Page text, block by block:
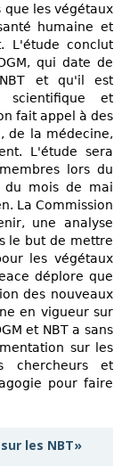
que les végétaux
humaine et
L'étude conclut
qui date de
et qu'il est
scientifique et
fait appel à des
de la médecine,
L'étude sera
lors du
du mois de mai
La Commission
une analyse
le but de mettre
les végétaux
déplore que
des nouveaux
en vigueur sur
et NBT a sans
sur les
chercheurs et
pour faire
les NBT»